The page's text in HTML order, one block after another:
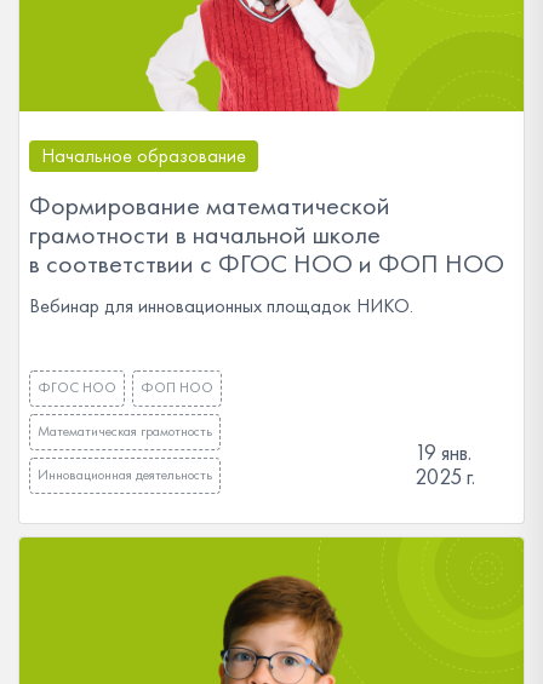
Начальное образование
Формирование математической
грамотности в начальной школе
в соответствии с ФГОС НОО и ФОП НОО
Вебинар для инновационных площадок НИКО.
ФГОС НОО ФОП НОО
Математическая грамотность
Инновационная деятельность
19 янв.
2025 г.